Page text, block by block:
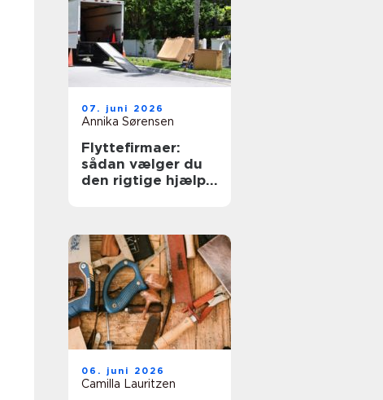
07. juni 2026
Annika Sørensen
Flyttefirmaer:
sådan vælger du
den rigtige hjælp
06. juni 2026
Camilla Lauritzen